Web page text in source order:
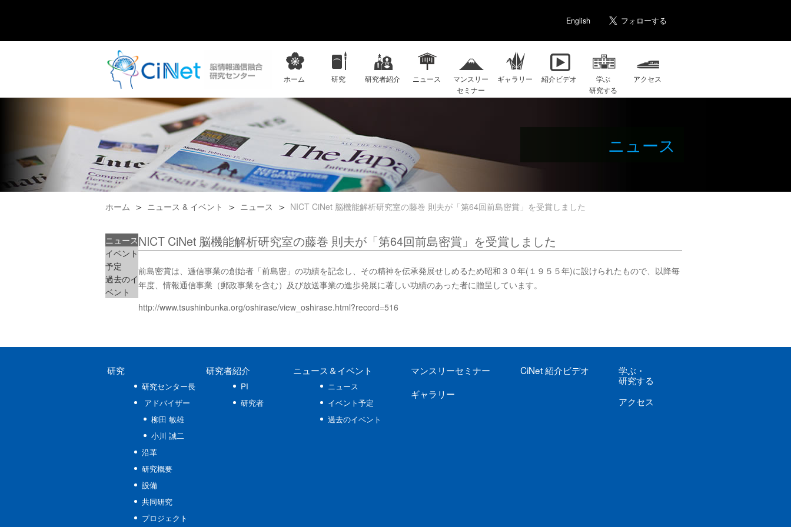
English
ホーム 研究 研究者紹介 ニュース
マンスリー
セミナー
ギャラリー 紹介ビデオ
学ぶ
研究する
アクセス
ニュース
ホーム ニュース & イベント ニュース NICT CiNet 脳機能解析研究室の藤巻 則夫が「第64回前島密賞」を受賞しました
ニュース
イベント
予定
過去のイ
ベント
NICT CiNet 脳機能解析研究室の藤巻 則夫が「第64回前島密賞」を受賞しました
前島密賞は、逓信事業の創始者「前島密」の功績を記念し、その精神を伝承発展せしめるため昭和３０年(１９５５年)に設けられたもので、以降毎
年度、情報通信事業（郵政事業を含む）及び放送事業の進歩発展に著しい功績のあった者に贈呈しています。
http://www.tsushinbunka.org/oshirase/view_oshirase.html?record=516
研究
研究センター長
アドバイザー
柳田 敏雄
小川 誠二
沿革
研究概要
設備
共同研究
プロジェクト
研究者紹介
PI
研究者
ニュース ＆イベント
ニュース
イベント予定
過去のイベント
マンスリーセミナー
ギャラリー
CiNet紹介ビデオ 学ぶ ・
研究する
アクセス